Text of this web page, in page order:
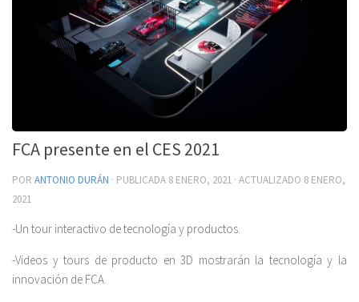
FCA presente en el CES 2021
POR ANTONIO DURÁN · PUBLICADA 8 ENERO, 2021 · ACTUALIZADO 8 ENERO,
2021
-Un tour interactivo de tecnología y productos.
-Videos y tours de producto en 3D mostrarán la tecnología y la
innovación de FCA.